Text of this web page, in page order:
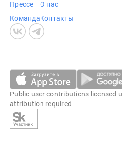
Прессе
Команда
О нас
Контакты
Public user contributions licensed
attribution required